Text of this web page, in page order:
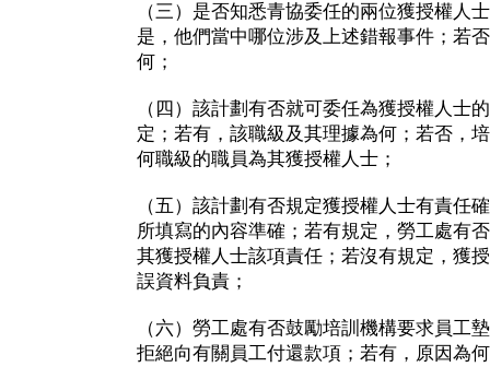
（三）是否知悉青協委任的兩位獲授權人
是，他們當中哪位涉及上述錯報事件；若
何；
（四）該計劃有否就可委任為獲授權人士
定；若有，該職級及其理據為何；若否，
何職級的職員為其獲授權人士；
（五）該計劃有否規定獲授權人士有責任
所填寫的內容準確；若有規定，勞工處有
其獲授權人士該項責任；若沒有規定，獲
誤資料負責；
（六）勞工處有否鼓勵培訓機構要求員工
拒絕向有關員工付還款項；若有，原因為